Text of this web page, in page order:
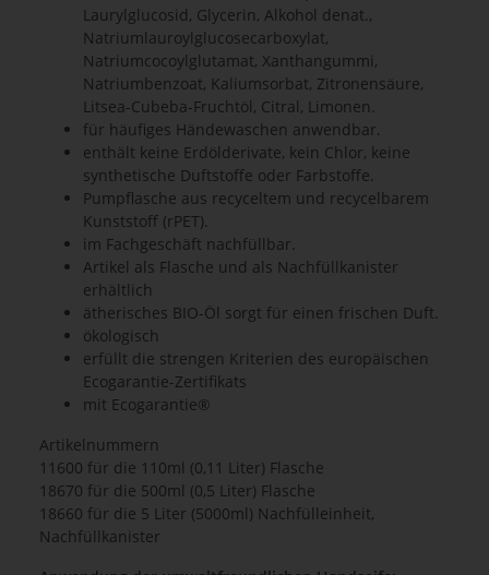
Laurylglucosid, Glycerin, Alkohol denat.,
Natriumlauroylglucosecarboxylat,
Natriumcocoylglutamat, Xanthangummi,
Natriumbenzoat, Kaliumsorbat, Zitronensäure,
Litsea-Cubeba-Fruchtöl, Citral, Limonen.
für häufiges Händewaschen anwendbar.
enthält keine Erdölderivate, kein Chlor, keine
synthetische Duftstoffe oder Farbstoffe.
Pumpflasche aus recyceltem und recycelbarem
Kunststoff (rPET).
im Fachgeschäft nachfüllbar.
Artikel als Flasche und als Nachfüllkanister
erhältlich
ätherisches BIO-Öl sorgt für einen frischen Duft.
ökologisch
erfüllt die strengen Kriterien des europäischen
Ecogarantie-Zertifikats
mit Ecogarantie®
Artikelnummern
11600 für die 110ml (0,11 Liter) Flasche
18670 für die 500ml (0,5 Liter) Flasche
18660 für die 5 Liter (5000ml) Nachfülleinheit,
Nachfüllkanister